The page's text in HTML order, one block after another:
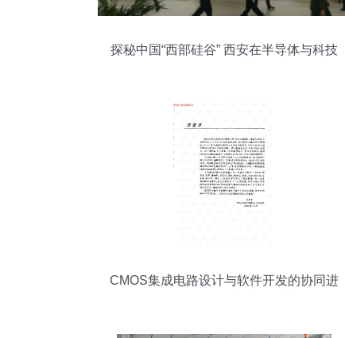
探秘中国“西部硅谷” 西安在半导体与科技
CMOS集成电路设计与软件开发的协同进